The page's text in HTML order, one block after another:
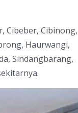
Cibeber, Cibinong,
Haurwangi,
Sindangbarang,